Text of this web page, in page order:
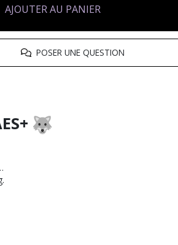
AJOUTER AU PANIER
POSER UNE QUESTION